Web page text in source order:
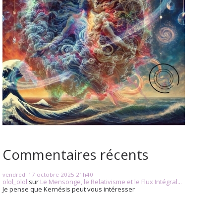
Commentaires récents
vendredi 17 octobre 2025 21h40
olol_olol sur Le Mensonge, le Relativisme et le Flux Intégral...
Je pense que Kernésis peut vous intéresser